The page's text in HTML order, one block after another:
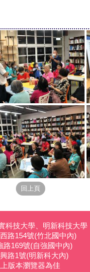
科技大學、明新科技大學
路154號(竹北國中內)
169號(自強國中內)
路1號(明新科大內)
版本瀏覽器為佳